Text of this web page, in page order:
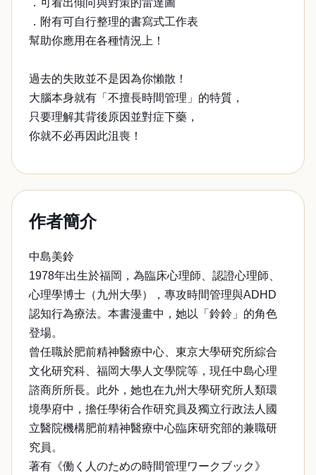
．可看出傾向與對策的雷達圖
．附有可自行整理的書寫式工作表
幫助你應用在各種情況上！
過去的失敗並不是因為你懶散！
大腦本身就有「不擅長時間管理」的特質，
只要理解其背後原因並對症下藥，
你就不必再因此沮喪！
作者簡介
中島美鈴
1978年出生於福岡，為臨床心理師、認證心理師、
心理學博士（九州大學），專攻時間管理與ADHD
認知行為療法。本書漫畫中，她以「鈴鈴」的角色
登場。
曾任職於肥前精神醫療中心、東京大學研究所綜合
文化研究科、福岡大學人文學院等，現任中島心理
諮商所所長。此外，她也在九州大學研究所人類環
境學府中，擔任學術合作研究員及獨立行政法人國
立醫院機構肥前精神醫療中心臨床研究部的兼職研
究員。
著有《働く人のための時間管理ワークブック》